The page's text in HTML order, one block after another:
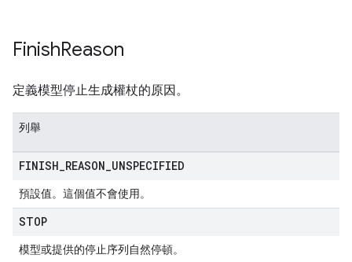
FinishReason
定義模型停止生成權杖的原因。
列舉
FINISH REASON UNSPECIFIED
預設值。這個值不會使用。
STOP
模型或提供的停止序列自然停頓。